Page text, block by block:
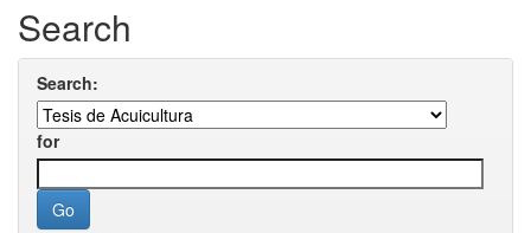
Search
Search:
for